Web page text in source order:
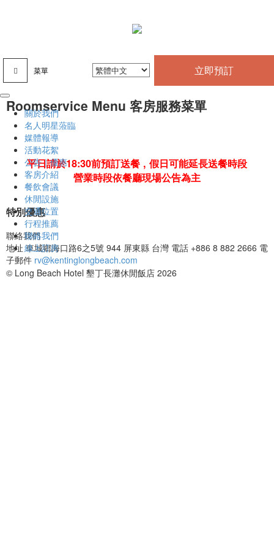
菜單 立即預訂
關於我們
名人明星蒞臨
媒體報導
活動花絮
公告｜優惠
客房介紹
餐飲會議
休閒設施
交通位置
行程推薦
聯絡我們
線上訂房
Roomservice Menu 客房服務菜單
平日請於18:30前預訂送餐 , 假日可能延長送餐時段
營業時段依餐廳現場公告為主
特別優惠
聯絡我們
地址 車城鄉海口路6之5號 944 屏東縣 台灣 電話 +886 8 882 2666 電
子郵件 rv@kentinglongbeach.com
© Long Beach Hotel 墾丁長灘休閒飯店 2026